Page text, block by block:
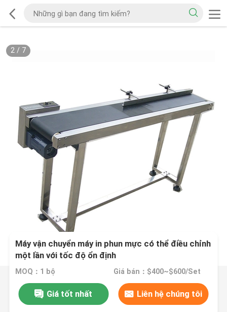
2/ 7
Máy vận chuyển máy in phun mực có thể điều chỉnh
một lần với tốc độ ổn định
MOQ：1 bộ Giá bán：$400~$600/Set
Giá tốt nhất Liên hệ chúng tôi